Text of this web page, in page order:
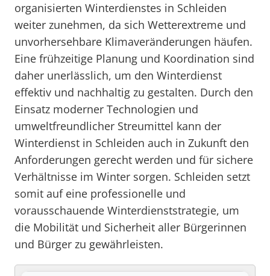
organisierten Winterdienstes in Schleiden
weiter zunehmen, da sich Wetterextreme und
unvorhersehbare Klimaveränderungen häufen.
Eine frühzeitige Planung und Koordination sind
daher unerlässlich, um den Winterdienst
effektiv und nachhaltig zu gestalten. Durch den
Einsatz moderner Technologien und
umweltfreundlicher Streumittel kann der
Winterdienst in Schleiden auch in Zukunft den
Anforderungen gerecht werden und für sichere
Verhältnisse im Winter sorgen. Schleiden setzt
somit auf eine professionelle und
vorausschauende Winterdienststrategie, um
die Mobilität und Sicherheit aller Bürgerinnen
und Bürger zu gewährleisten.